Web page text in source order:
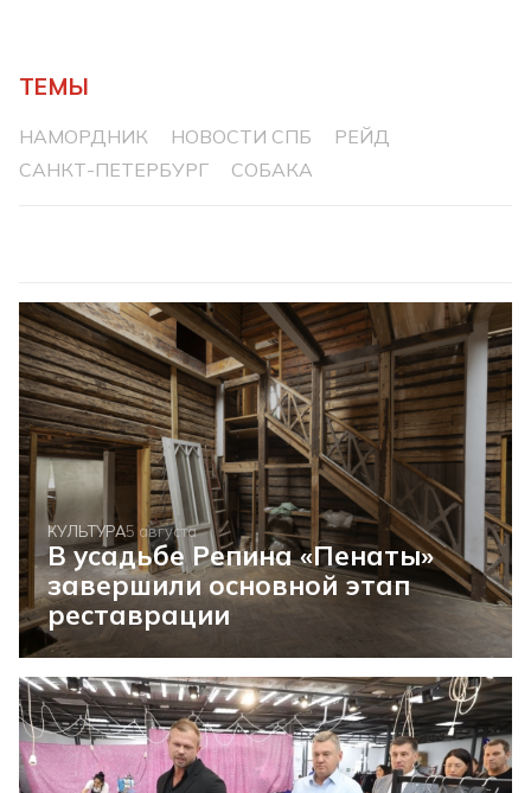
ТЕМЫ
НАМОРДНИК НОВОСТИ СПБ
РЕЙД
САНКТ-ПЕТЕРБУРГ
СОБАКА
КУЛЬТУРА5 августа
В усадьбе Репина «Пенаты»
завершили основной этап
реставрации